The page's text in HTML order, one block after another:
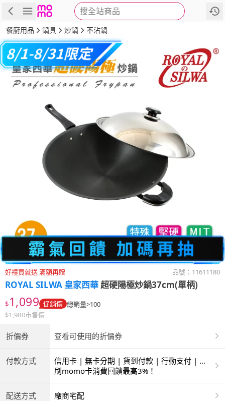
搜全站商品
商品 評價 詳情
餐廚用品 鍋具 炒鍋 不沾鍋
好禮買就送 滿額再贈 品號： 11611180
ROYAL SILWA 皇家西華超硬陽極炒鍋37cm(單柄)
$1,099 促銷價 總銷量>100
$1,980市售價
折價券 查看可使用的折價券
付款方式
信用卡 | 無卡分期 | 貨到付款 | 行動支付 | 超
商付款 | ATM | 銀聯卡 | 銀行帳戶付款
刷momo卡消費回饋最高3%！
配送方式 廠商宅配